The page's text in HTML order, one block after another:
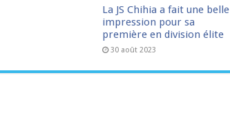
La JS Chihia a fait une belle
impression pour sa
première en division élite
30 août 2023